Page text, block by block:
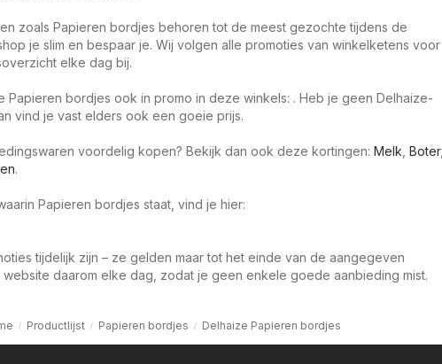
zoals Papieren bordjes behoren tot de meest gezochte tijdens de
je slim en bespaar je. Wij volgen alle promoties van winkelketens voor
elke dag bij.
Papieren bordjes ook in promo in deze winkels: . Heb je geen Delhaize-
vind je vast elders ook een goeie prijs.
voordelig kopen? Bekijk dan ook deze kortingen: Melk Boter,
.
Papieren bordjes staat, vind je hier:
tijdelijk zijn – ze gelden maar tot het einde van de aangegeven
daarom elke dag, zodat je geen enkele goede aanbieding mist.
Productlijst Papieren bordjes Delhaize Papieren bordjes